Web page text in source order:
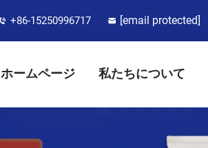
+86-15250996717 [email protected]
ホームページ 私たちについて